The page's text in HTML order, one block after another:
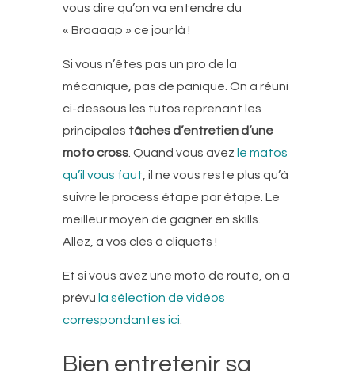
vous dire qu’on va entendre du
« Braaaap » ce jour là !
Si vous n’êtes pas un pro de la
mécanique, pas de panique. On a réuni
ci-dessous les tutos reprenant les
principales tâches d’entretien d’une
moto cross . Quand vous avez le matos
qu’il vous faut , il ne vous reste plus qu’à
suivre le process étape par étape. Le
meilleur moyen de gagner en skills.
Allez, à vos clés à cliquets !
Et si vous avez une moto de route, on a
prévu la sélection de vidéos
correspondantes ici
Bien entretenir sa